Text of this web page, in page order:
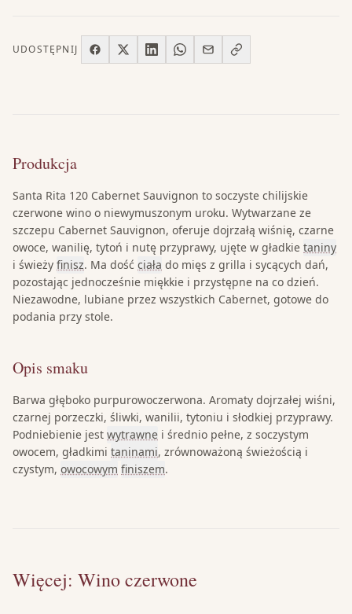
UDOSTĘPNIJ
Produkcja
Santa Rita 120 Cabernet Sauvignon to soczyste chilijskie
czerwone wino o niewymuszonym uroku. Wytwarzane ze
szczepu Cabernet Sauvignon, oferuje dojrzałą wiśnię, czarne
owoce, wanilię, tytoń i nutę przyprawy, ujęte w gładkie taniny
i świeży finisz. Ma dość ciała do mięs z grilla i sycących dań,
pozostając jednocześnie miękkie i przystępne na co dzień.
Niezawodne, lubiane przez wszystkich Cabernet, gotowe do
podania przy stole.
Opis smaku
Barwa głęboko purpurowoczerwona. Aromaty dojrzałej wiśni,
czarnej porzeczki, śliwki, wanilii, tytoniu i słodkiej przyprawy.
Podniebienie jest wytrawne i średnio pełne, z soczystym
owocem, gładkimi taninami, zrównoważoną świeżością i
czystym, owocowym finiszem.
Więcej: Wino czerwone